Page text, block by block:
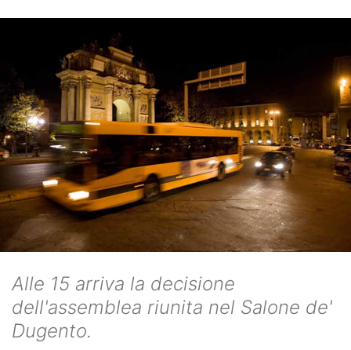
Alle 15 arriva la decisione
dell'assemblea riunita nel Salone de'
Dugento.